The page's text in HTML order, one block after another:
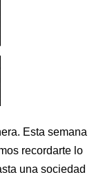
Esta semana
recordarte lo
una sociedad